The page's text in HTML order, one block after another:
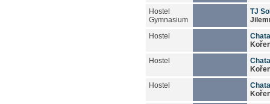
Hostel
Gymnasium
TJ
Hostel
Hostel
Hostel